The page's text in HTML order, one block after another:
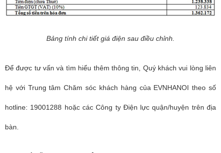
Bảng tính chi tiết giá điện sau điều chỉnh.
Để được tư vấn và tìm hiểu thêm thông tin, Quý khách vui lòng liên
hệ với Trung tâm Chăm sóc khách hàng của EVNHANOI theo số
hotline: 19001288 hoặc các Công ty Điện lực quận/huyện trên địa
bàn.